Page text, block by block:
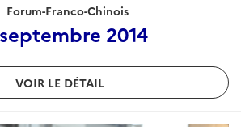
Forum-Franco-Chinois
2014
VOIR LE DÉTAIL